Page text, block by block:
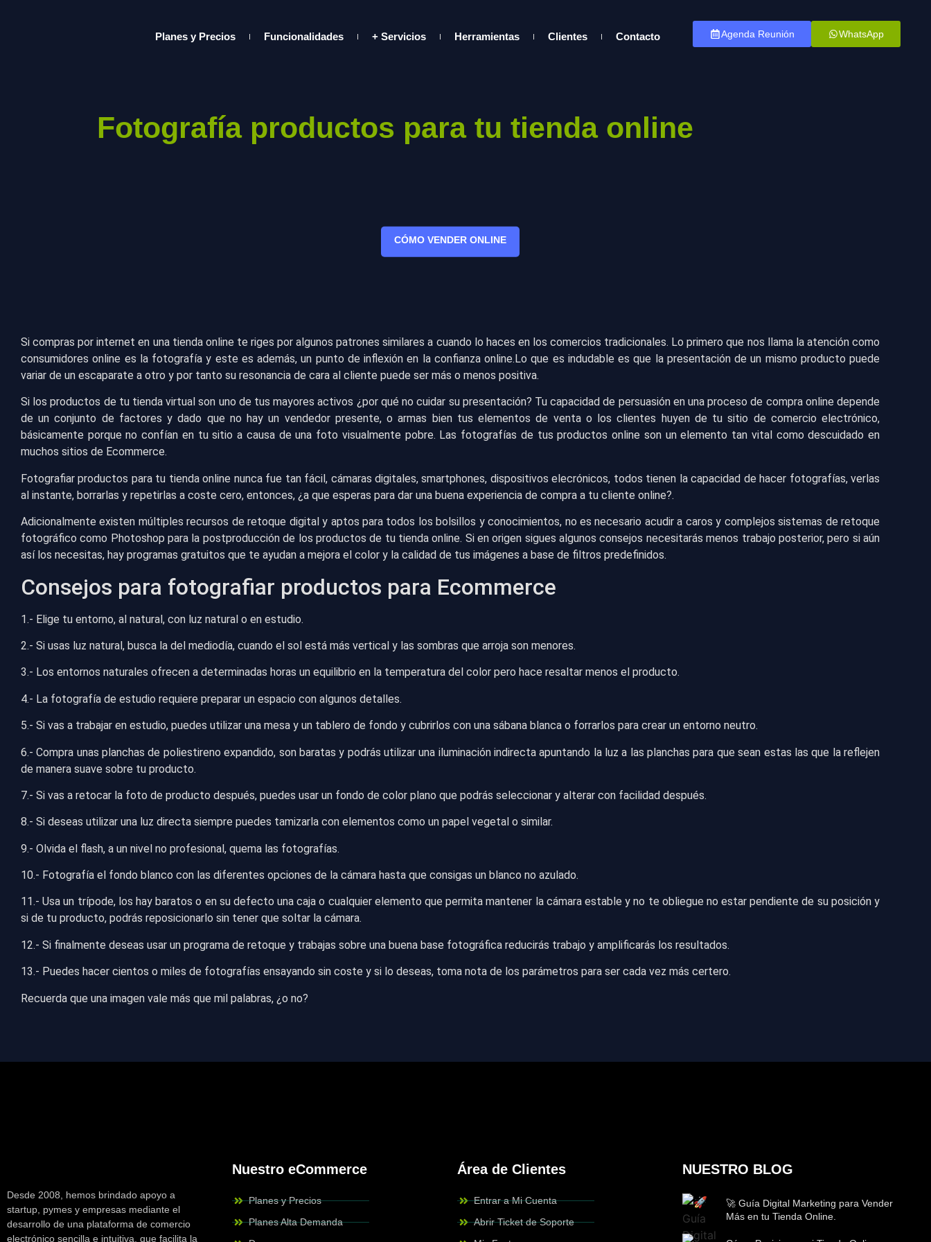
Planes y Precios Funcionalidades + Servicios Herramientas Clientes Contacto Agenda Reunión WhatsApp
Fotografía productos para tu tienda online
CÓMO VENDER ONLINE
Si compras por internet en una tienda online te riges por algunos patrones similares a cuando lo haces en los comercios tradicionales. Lo primero que nos llama la atención como
consumidores online es la fotografía y este es además, un punto de inflexión en la confianza online.Lo que es indudable es que la presentación de un mismo producto puede
variar de un escaparate a otro y por tanto su resonancia de cara al cliente puede ser más o menos positiva.
Si los productos de tu tienda virtual son uno de tus mayores activos ¿por qué no cuidar su presentación? Tu capacidad de persuasión en una proceso de compra online depende
de un conjunto de factores y dado que no hay un vendedor presente, o armas bien tus elementos de venta o los clientes huyen de tu sitio de comercio electrónico,
básicamente porque no confían en tu sitio a causa de una foto visualmente pobre. Las fotografías de tus productos online son un elemento tan vital como descuidado en
muchos sitios de Ecommerce.
Fotografiar productos para tu tienda online nunca fue tan fácil, cámaras digitales, smartphones, dispositivos elecrónicos, todos tienen la capacidad de hacer fotografías, verlas
al instante, borrarlas y repetirlas a coste cero, entonces, ¿a que esperas para dar una buena experiencia de compra a tu cliente online?.
Adicionalmente existen múltiples recursos de retoque digital y aptos para todos los bolsillos y conocimientos, no es necesario acudir a caros y complejos sistemas de retoque
fotográfico como Photoshop para la postproducción de los productos de tu tienda online. Si en origen sigues algunos consejos necesitarás menos trabajo posterior, pero si aún
así los necesitas, hay programas gratuitos que te ayudan a mejora el color y la calidad de tus imágenes a base de filtros predefinidos.
Consejos para fotografiar productos para Ecommerce
1.- Elige tu entorno, al natural, con luz natural o en estudio.
2.- Si usas luz natural, busca la del mediodía, cuando el sol está más vertical y las sombras que arroja son menores.
3.- Los entornos naturales ofrecen a determinadas horas un equilibrio en la temperatura del color pero hace resaltar menos el producto.
4.- La fotografía de estudio requiere preparar un espacio con algunos detalles.
5.- Si vas a trabajar en estudio, puedes utilizar una mesa y un tablero de fondo y cubrirlos con una sábana blanca o forrarlos para crear un entorno neutro.
6.- Compra unas planchas de poliestireno expandido, son baratas y podrás utilizar una iluminación indirecta apuntando la luz a las planchas para que sean estas las que la reflejen
de manera suave sobre tu producto.
7.- Si vas a retocar la foto de producto después, puedes usar un fondo de color plano que podrás seleccionar y alterar con facilidad después.
8.- Si deseas utilizar una luz directa siempre puedes tamizarla con elementos como un papel vegetal o similar.
9.- Olvida el flash, a un nivel no profesional, quema las fotografías.
10.- Fotografía el fondo blanco con las diferentes opciones de la cámara hasta que consigas un blanco no azulado.
11.- Usa un trípode, los hay baratos o en su defecto una caja o cualquier elemento que permita mantener la cámara estable y no te obliegue no estar pendiente de su posición y
si de tu producto, podrás reposicionarlo sin tener que soltar la cámara.
12.- Si finalmente deseas usar un programa de retoque y trabajas sobre una buena base fotográfica reducirás trabajo y amplificarás los resultados.
13.- Puedes hacer cientos o miles de fotografías ensayando sin coste y si lo deseas, toma nota de los parámetros para ser cada vez más certero.
Recuerda que una imagen vale más que mil palabras, ¿o no?
Desde 2008, hemos brindado apoyo a
startup, pymes y empresas mediante el
desarrollo de una plataforma de comercio
electrónico sencilla e intuitiva, que facilita la
Nuestro eCommerce
Planes y Precios
Planes Alta Demanda
Área de Clientes
Entrar a Mi Cuenta
Abrir Ticket de Soporte
NUESTRO BLOG
🚀 Guía Digital Marketing para Vender
Más en tu Tienda Online.